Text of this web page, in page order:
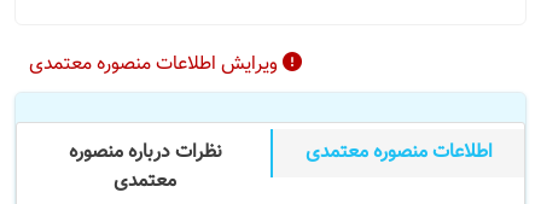
ویرایش اطلاعات منصوره معتمدی
اطلاعات منصوره معتمدی
نظرات درباره منصوره
معتمدی